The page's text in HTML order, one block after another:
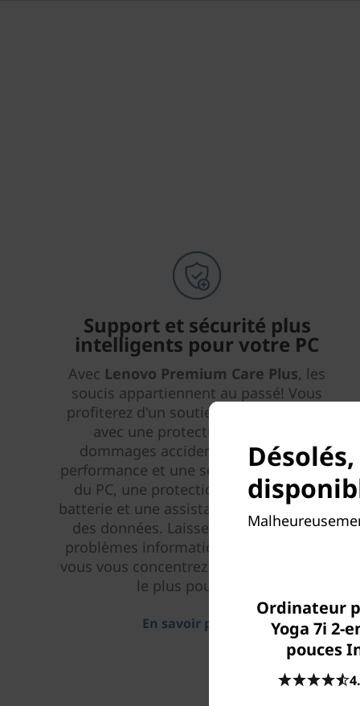
Support et sécurité plus
intelligents pour votre PC
Avec Lenovo Premium Care Plus, les
soucis appartiennent au passé! Vous
profiterez d'un soutien prioritaire 24/7
avec une protection contre les
dommages accidentels du PC, une
performance et une sécurité améliorées
du PC, une protection étendue de la
batterie et une assistance à la migration
des données. Laissez-nous gérer vos
problèmes informatiques pendant que
vous vous concentrez sur ce qui compte
le plus pour vous.
En savoir plus > >
Ordinateur
Yoga 7i 2-
pouces